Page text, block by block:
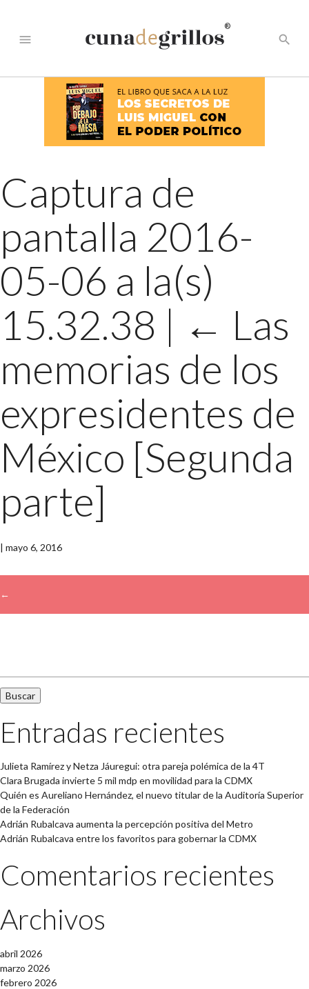
menu
®
search
Captura de
pantalla 2016-
05-06 a la(s)
15.32.38 | ← Las
memorias de los
expresidentes de
México [Segunda
parte]
| mayo 6, 2016
←
Entradas recientes
Julieta Ramírez y Netza Jáuregui: otra pareja polémica de la 4T
Clara Brugada invierte 5 mil mdp en movilidad para la CDMX
Quién es Aureliano Hernández, el nuevo titular de la Auditoría Superior
de la Federación
Adrián Rubalcava aumenta la percepción positiva del Metro
Adrián Rubalcava entre los favoritos para gobernar la CDMX
Comentarios recientes
Archivos
abril 2026
marzo 2026
febrero 2026